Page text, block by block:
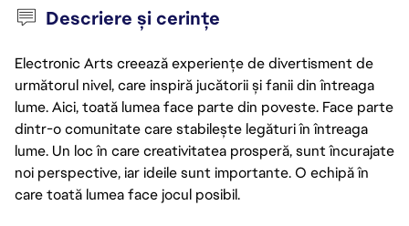
Descriere și cerințe
Electronic Arts creează experiențe de divertisment de
următorul nivel, care inspiră jucătorii și fanii din întreaga
lume. Aici, toată lumea face parte din poveste. Face parte
dintr-o comunitate care stabilește legături în întreaga
lume. Un loc în care creativitatea prosperă, sunt încurajate
noi perspective, iar ideile sunt importante. O echipă în
care toată lumea face jocul posibil.